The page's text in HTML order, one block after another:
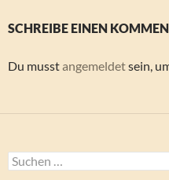
SCHREIBE EINEN
Du musstangemeldetsein,
Suchen
nach: